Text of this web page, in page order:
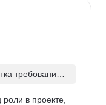
всё. Очень
разбор
их
что улучшить.
то небольшой
требований
в проекте,